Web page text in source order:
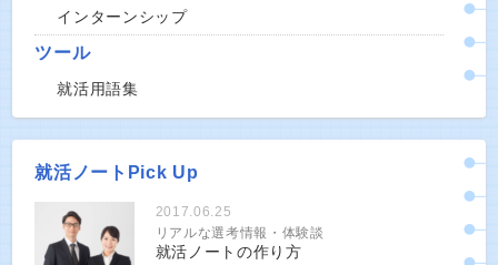
インターンシップ
ツール
就活用語集
就活ノートPick Up
2017.06.25
リアルな選考情報・体験談
就活ノートの作り方